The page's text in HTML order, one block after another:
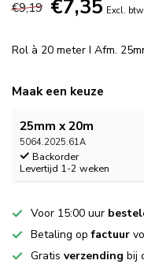
€9,19 €7,35 Excl. btw
Rol à 20 meter I Afm.
Maak een keuze
25mm x 20m
5064.2025.61A
Backorder
Levertijd 1-2 weken
Voor 15:00 uur
Betaling opfactuur
Gratis verzending bij